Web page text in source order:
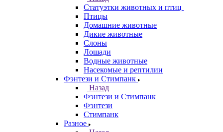
Статуэтки животных и птиц
Птицы
Домашние животные
Дикие животные
Слоны
Лошади
Водные животные
Насекомые и рептилии
Фэнтези и Стимпанк
Назад
Фэнтези и Стимпанк
Фэнтези
Стимпанк
Разное